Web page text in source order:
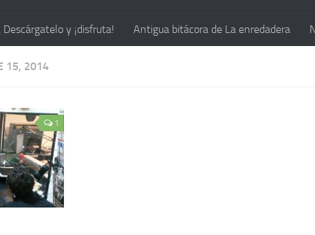
y ¡disfruta! Antigua bitácora de La enredadera
15, 2014
1